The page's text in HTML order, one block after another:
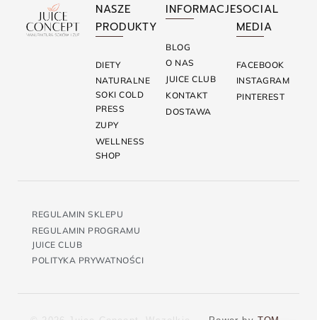
NASZE
PRODUKTY
DIETY
NATURALNE
SOKI COLD
PRESS
ZUPY
WELLNESS
SHOP
INFORMACJE
BLOG
O NAS
JUICE CLUB
KONTAKT
DOSTAWA
SOCIAL
MEDIA
FACEBOOK
INSTAGRAM
PINTEREST
REGULAMIN SKLEPU
REGULAMIN PROGRAMU
JUICE CLUB
POLITYKA PRYWATNOŚCI